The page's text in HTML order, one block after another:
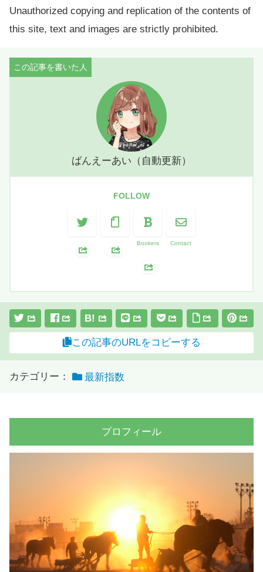
Unauthorized copying and replication of the contents of
this site, text and images are strictly prohibited.
ばんえーあい（自動更新）
FOLLOW
Bookers Contact
B!
この記事のURLをコピーする
カテゴリー： 最新指数
プロフィール